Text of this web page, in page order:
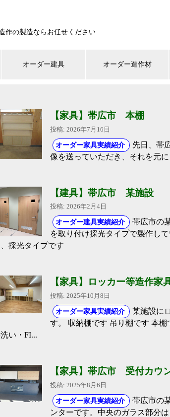
作の製造ならお任せください
オーダー建具 オーダー造作材
【家具】帯広市 本棚
投稿: 2026年7月16日
オーダー家具実績紹介
先日、帯
像を送っていただき、それを元
【建具】帯広市 某施設
投稿: 2026年2月4日
オーダー建具実績紹介
帯広市の
を取り付け採光タイプで製作し
採光タイプです
【家具】ロッカー等造作家
投稿: 2025年10月8日
オーダー家具実績紹介
某施設に
す。 収納棚です 吊り棚です 本
い・FI...
【家具】帯広市 受付カウ
投稿: 2025年8月6日
オーダー家具実績紹介
帯広市の
ンターです。中央のガラス部分